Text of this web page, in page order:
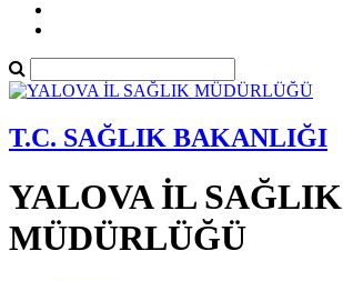
T.C. SAĞLIK BAKANLIĞI
YALOVA İL SAĞLIK
MÜDÜRLÜĞÜ